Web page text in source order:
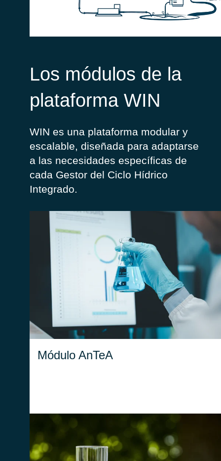
Los módulos de la
plataforma WIN
WIN es una plataforma modular y
escalable, diseñada para adaptarse
a las necesidades específicas de
cada Gestor del Ciclo Hídrico
Integrado.
Módulo AnTeA
Gestión de los Análisis, de los Puntos de
Muestreo y su carga en la plataforma AnTeA.